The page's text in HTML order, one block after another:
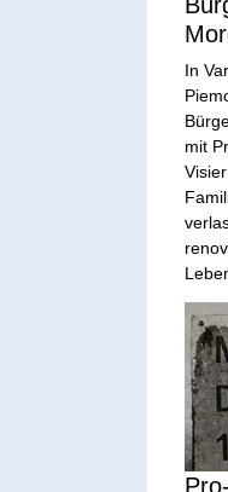
In
mit
Pro-